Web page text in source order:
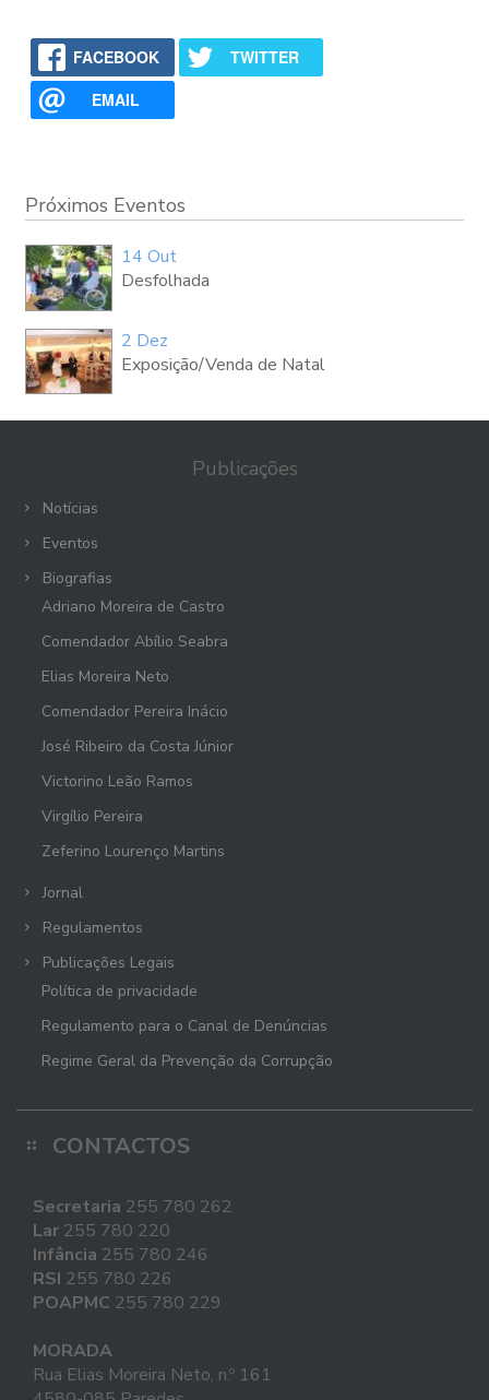
FACEBOOK
TWITTER
EMAIL
Próximos Eventos
14 Out
Desfolhada
2 Dez
Exposição/Venda de Natal
Publicações
Notícias
Eventos
Biografias
Adriano Moreira de Castro
Comendador Abílio Seabra
Elias Moreira Neto
Comendador Pereira Inácio
José Ribeiro da Costa Júnior
Victorino Leão Ramos
Virgílio Pereira
Zeferino Lourenço Martins
Jornal
Regulamentos
Publicações Legais
Política de privacidade
Regulamento para o Canal de Denúncias
Regime Geral da Prevenção da Corrupção
CONTACTOS
Secretaria 255 780 262
Lar 255 780 220
Infância 255 780 246
RSI 255 780 226
POAPMC 255 780 229
MORADA
Rua Elias Moreira Neto, n.º 161